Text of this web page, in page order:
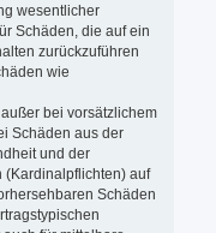
wesentlicher
Schäden, die auf ein
zurückzuführen
wie
bei vorsätzlichem
Schäden aus der
und der
(Kardinalpflichten) auf
Schäden